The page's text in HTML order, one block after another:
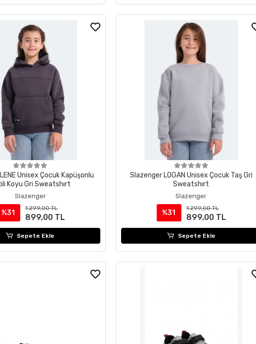
Unisex Çocuk Kapüşonlu
Koyu Gri Sweatshırt
Slazenger
%31
1.299,00 TL
899,00 TL
Sepete Ekle
Slazenger LOGAN Unisex Çocuk Taş Gri
Sweatshırt
Slazenger
%31
1.299,00 TL
899,00 TL
Sepete Ekle